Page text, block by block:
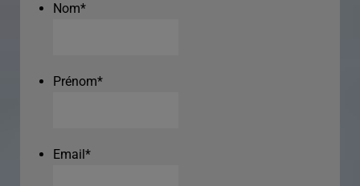
Nom*
Prénom*
Email*